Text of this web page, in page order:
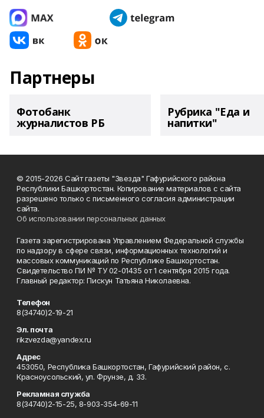
Партнеры
Фотобанк
журналистов РБ
Рубрика "Еда и
напитки"
© 2015-2026 Сайт газеты "Звезда" Гафурийского района
Республики Башкортостан. Копирование материалов с сайта
разрешено только с письменного согласия администрации
сайта.
Об использовании персональных данных
Газета зарегистрирована Управлением Федеральной службы
по надзору в сфере связи, информационных технологий и
массовых коммуникаций по Республике Башкортостан.
Свидетельство ПИ № ТУ 02-01435 от 1 сентября 2015 года.
Главный редактор: Пискун Татьяна Николаевна.
Телефон
8(34740)2-19-21
Эл. почта
rikzvezda@yandex.ru
Адрес
453050, Республика Башкортостан, Гафурийский район, с.
Красноусольский, ул. Фрунзе, д. 33.
Рекламная служба
8(34740)2-15-25, 8-903-354-69-11